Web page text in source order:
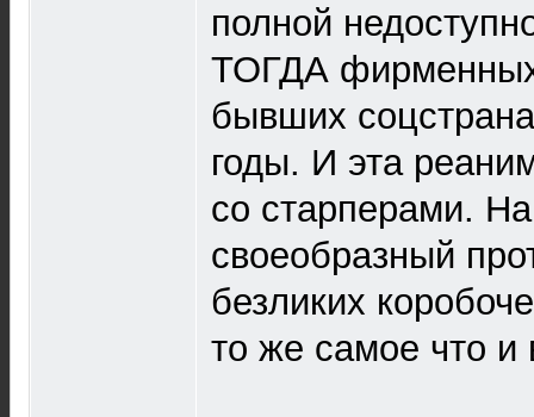
полной
ТОГДА
бывших
годы. И эта
со старперами.
своеобразный
безликих
то же самое что и